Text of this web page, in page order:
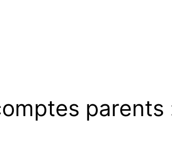
parents